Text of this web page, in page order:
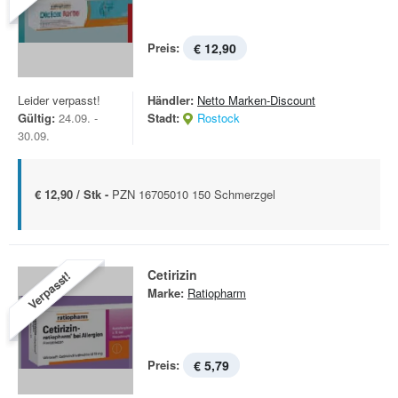
Preis: € 12,90
Leider verpasst!
Gültig: 24.09. -
30.09.
Händler: Netto Marken-Discount
Stadt:
Rostock
€ 12,90 / Stk - PZN 16705010 150 Schmerzgel
Verpasst! Cetirizin
Marke: Ratiopharm
Preis: € 5,79